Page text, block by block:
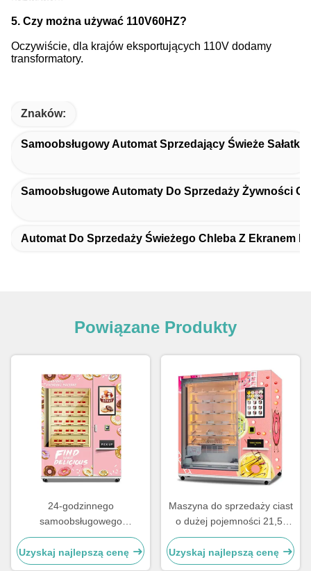
5. Czy można używać 110V60HZ?
Oczywiście, dla krajów eksportujących 110V dodamy
transformatory.
Znaków:
Samoobsługowy Automat Sprzedający Świeże Sałatki
Samoobsługowe Automaty Do Sprzedaży Żywności
Automat Do Sprzedaży Świeżego Chleba Z Ekranem
Powiązane Produkty
24-godzinnego
samoobsługowego
automatycznego systemu
podnoszenia torta
automatyczny z całej
Uzyskaj najlepszą cenę
Maszyna do sprzedaży ciast
o dużej pojemności 21,5-
calowy ekran dotykowy z
kolorową pianką stalową i
systemem wysyłki XY
Uzyskaj najlepszą cenę